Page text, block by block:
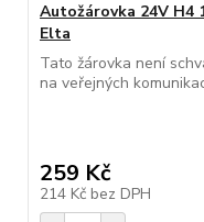
Autožárovka 24V H4
Elta
Tato žárovka není
na veřejných
259 Kč
214 Kč bez DPH